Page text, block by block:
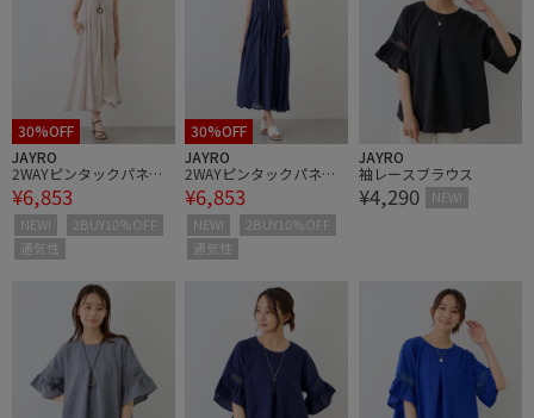
30%OFF
JAYRO
2WAYピンタックパネル
ワンピース
¥6,853
NEW!
2BUY10%OFF
通気性
30%OFF
JAYRO
2WAYピンタックパネル
ワンピース
¥6,853
NEW!
2BUY10%OFF
通気性
JAYRO
袖レースブラウス
¥4,290 NEW!